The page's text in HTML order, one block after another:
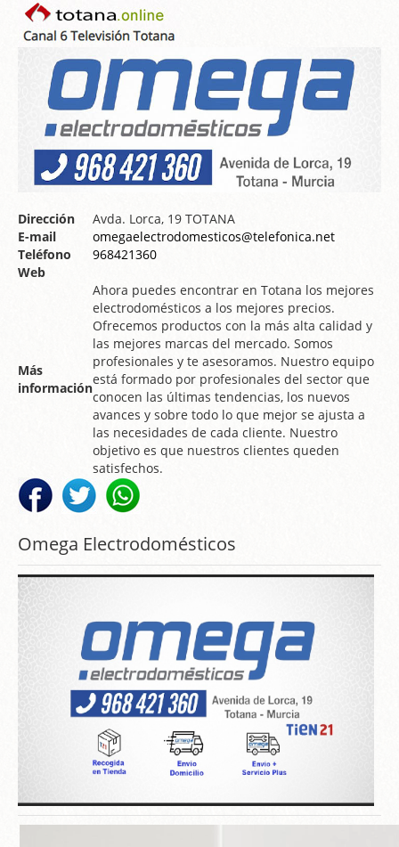
Dirección
Avda. Lorca, 19 TOTANA
E-mail
omegaelectrodomesticos@telefonica.net
Teléfono
968421360
Web
Más
información
Ahora puedes encontrar en Totana los mejores
electrodomésticos a los mejores precios.
Ofrecemos productos con la más alta calidad y
las mejores marcas del mercado. Somos
profesionales y te asesoramos. Nuestro equipo
está formado por profesionales del sector que
conocen las últimas tendencias, los nuevos
avances y sobre todo lo que mejor se ajusta a
las necesidades de cada cliente. Nuestro
objetivo es que nuestros clientes queden
satisfechos.
Omega Electrodomésticos